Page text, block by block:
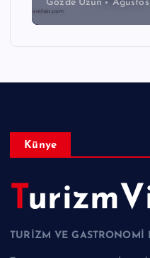
Gözde Uzun
Künye
TURİZM VE GASTRONOMİ